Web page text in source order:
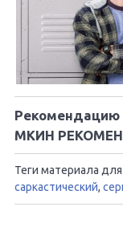
Рекомендацию
МКИН
Теги материала для
саркастический,